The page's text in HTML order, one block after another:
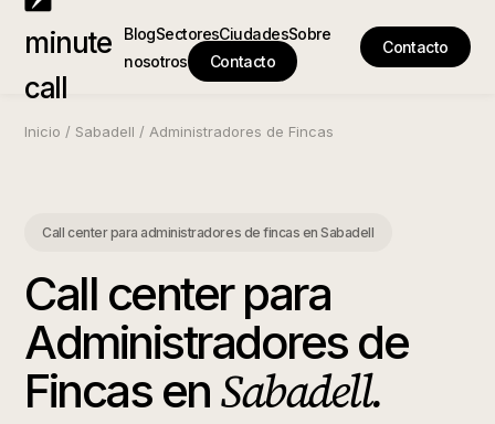
minute
call
BlogSectoresCiudadesSobre
nosotros
Contacto
Contacto
Inicio / Sabadell / Administradores de Fincas
Call center para administradores de fincas enSabadell
Call center para
Administradores de
FincasenSabadell.